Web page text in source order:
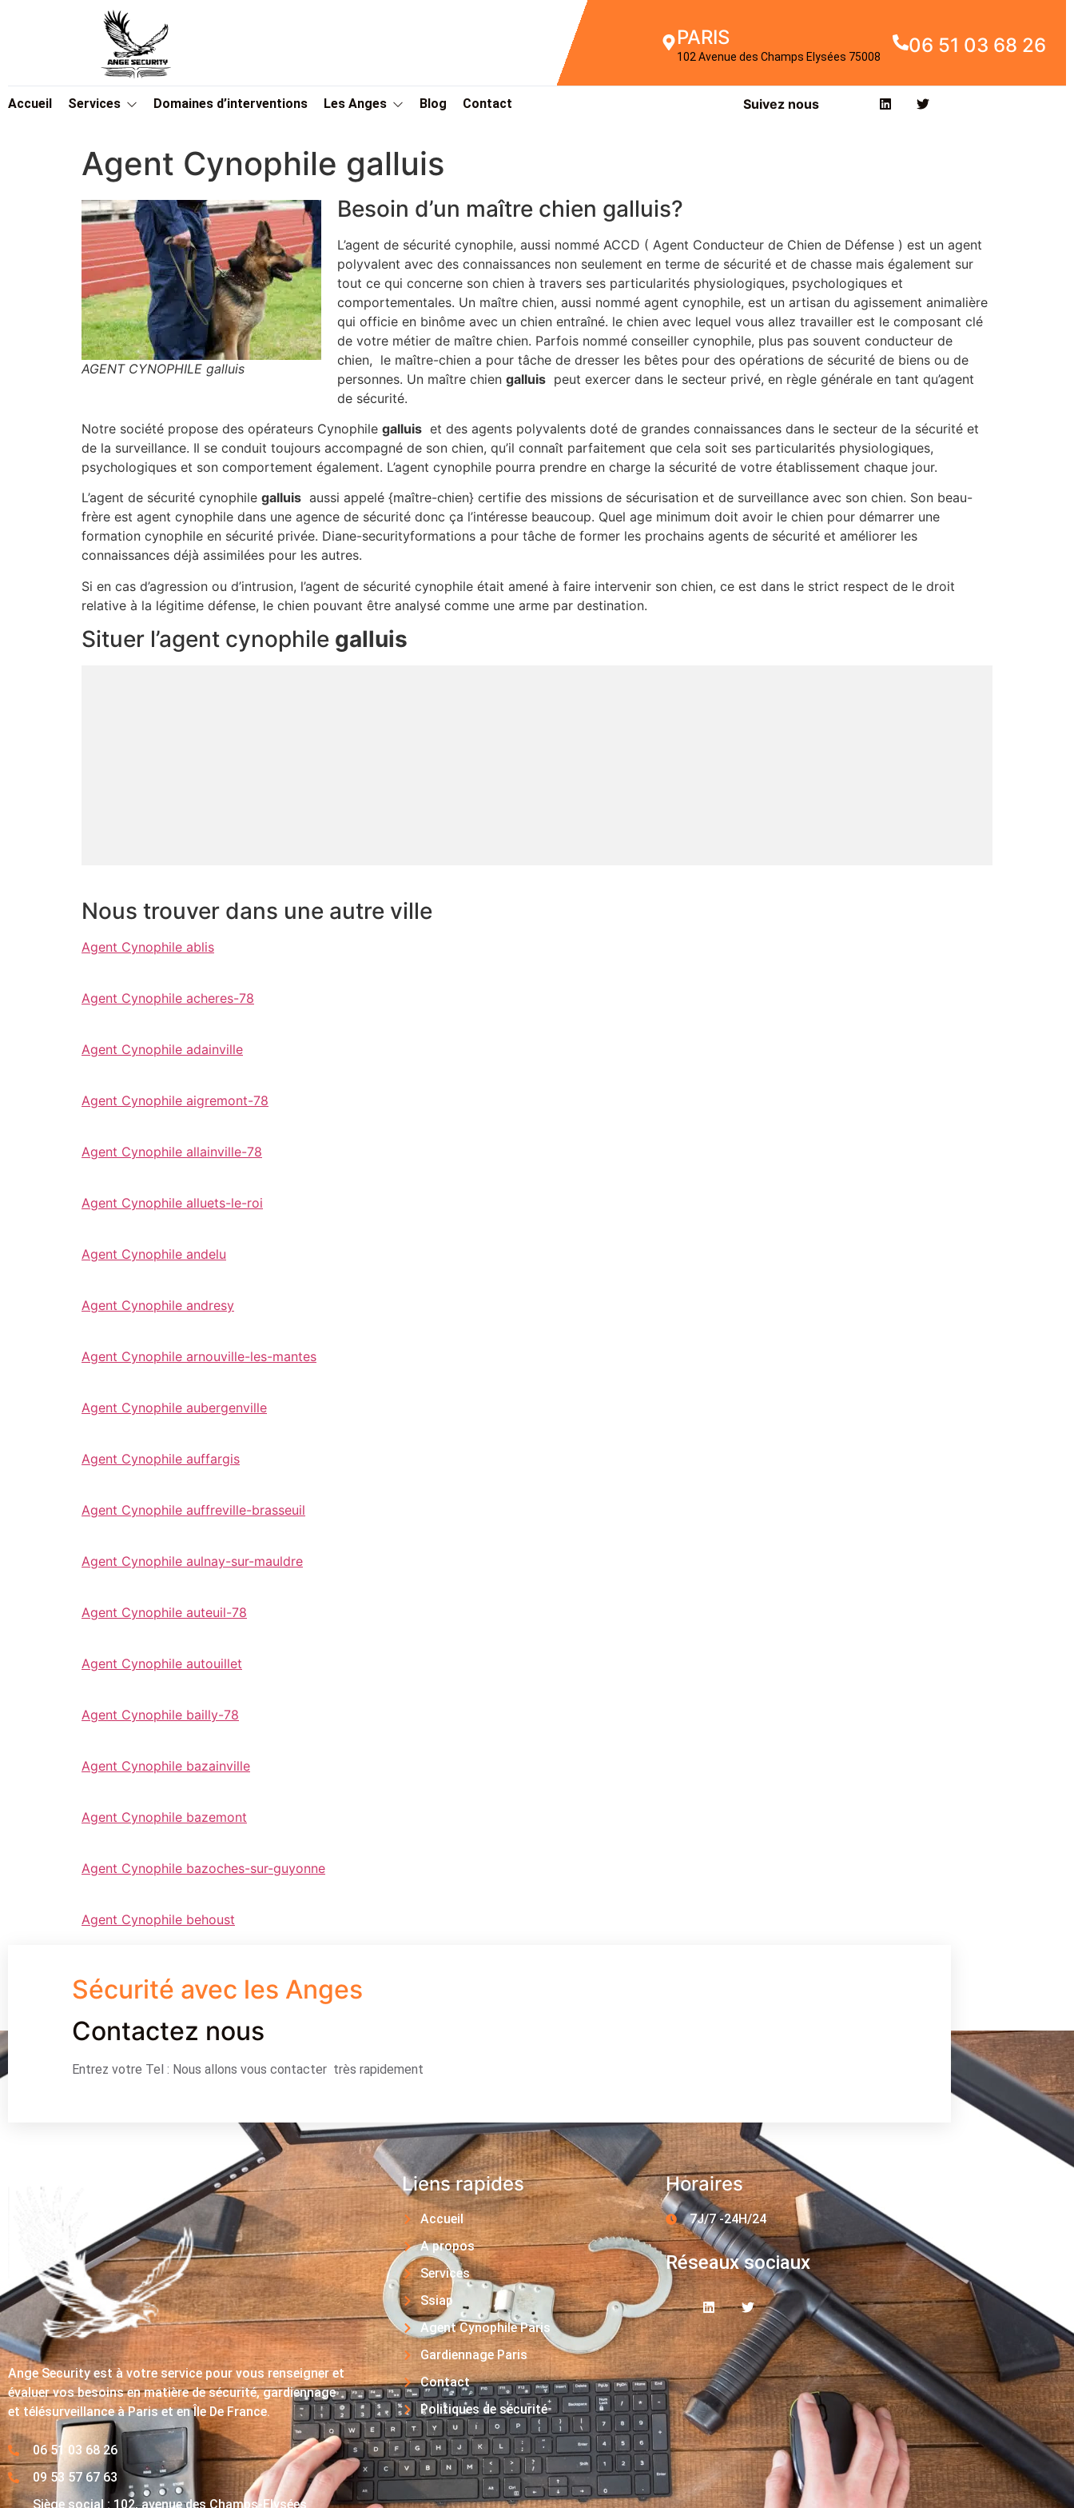
PARIS
102 Avenue des Champs Elysées 75008 06 51 03 68 26
Accueil Services Domaines d’interventions Les Anges Blog Contact Suivez nous
Agent Cynophile galluis
AGENT CYNOPHILE galluis
Besoin d’un maître chien galluis?
L’agent de sécurité cynophile, aussi nommé ACCD ( Agent Conducteur de Chien de Défense ) est un agent
polyvalent avec des connaissances non seulement en terme de sécurité et de chasse mais également sur
tout ce qui concerne son chien à travers ses particularités physiologiques, psychologiques et
comportementales. Un maître chien, aussi nommé agent cynophile, est un artisan du agissement animalière
qui officie en binôme avec un chien entraîné. le chien avec lequel vous allez travailler est le composant clé
de votre métier de maître chien. Parfois nommé conseiller cynophile, plus pas souvent conducteur de
chien, le maître-chien a pour tâche de dresser les bêtes pour des opérations de sécurité de biens ou de
personnes. Un maître chien galluis peut exercer dans le secteur privé, en règle générale en tant qu’agent
de sécurité.
Notre société propose des opérateurs Cynophile galluis et des agents polyvalents doté de grandes connaissances dans le secteur de la sécurité et
de la surveillance. Il se conduit toujours accompagné de son chien, qu’il connaît parfaitement que cela soit ses particularités physiologiques,
psychologiques et son comportement également. L’agent cynophile pourra prendre en charge la sécurité de votre établissement chaque jour.
L’agent de sécurité cynophile galluis aussi appelé {maître-chien} certifie des missions de sécurisation et de surveillance avec son chien. Son beau-
frère est agent cynophile dans une agence de sécurité donc ça l’intéresse beaucoup. Quel age minimum doit avoir le chien pour démarrer une
formation cynophile en sécurité privée. Diane-securityformations a pour tâche de former les prochains agents de sécurité et améliorer les
connaissances déjà assimilées pour les autres.
Si en cas d’agression ou d’intrusion, l’agent de sécurité cynophile était amené à faire intervenir son chien, ce est dans le strict respect de le droit
relative à la légitime défense, le chien pouvant être analysé comme une arme par destination.
Situer l’agent cynophile galluis
Nous trouver dans une autre ville
Agent Cynophile ablis
Agent Cynophile acheres-78
Agent Cynophile adainville
Agent Cynophile aigremont-78
Agent Cynophile allainville-78
Agent Cynophile alluets-le-roi
Agent Cynophile andelu
Agent Cynophile andresy
Agent Cynophile arnouville-les-mantes
Agent Cynophile aubergenville
Agent Cynophile auffargis
Agent Cynophile auffreville-brasseuil
Agent Cynophile aulnay-sur-mauldre
Agent Cynophile auteuil-78
Agent Cynophile autouillet
Agent Cynophile bailly-78
Agent Cynophile bazainville
Agent Cynophile bazemont
Agent Cynophile bazoches-sur-guyonne
Agent Cynophile behoust
Sécurité avec les Anges
Contactez nous
Entrez votre Tel : Nous allons vous contacter très rapidement
Ange Security est à votre service pour vous renseigner et
évaluer vos besoins en matière de sécurité, gardiennage
et télésurveillance à Paris et en Île De France.
06 51 03 68 26
09 53 57 67 63
Siège social : 102, avenue des Champs-Elysées
Liens rapides
Accueil
A propos
Services
Ssiap
Agent Cynophile Paris
Gardiennage Paris
Contact
Politiques de sécurité
Horaires
7J/7 -24H/24
Réseaux sociaux